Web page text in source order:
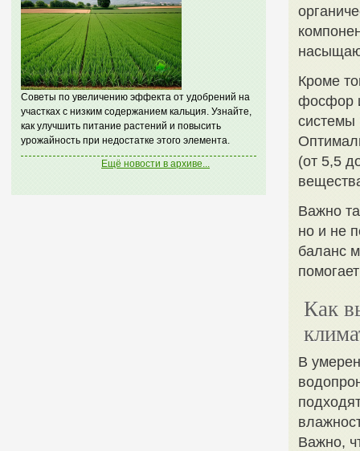
Советы по увеличению эффекта от удобрений на
участках с низким содержанием кальция. Узнайте,
как улучшить питание растений и повысить
урожайность при недостатке этого элемента.
Ещё новости в архиве...
Кроме
фосфор
системы
(от 5,5
Важно
но и не
баланс
Как
В
Важно,